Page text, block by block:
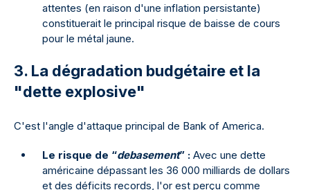
attentes (en raison d'une inflation persistante)
constituerait le principal risque de baisse de cours
pour le métal jaune.
3. La dégradation budgétaire et la
"dette explosive"
C'est l'angle d'attaque principal de Bank of America.
Le risque de “debasement” : Avec une dette
américaine dépassant les 36 000 milliards de dollars
et des déficits records, l'or est perçu comme